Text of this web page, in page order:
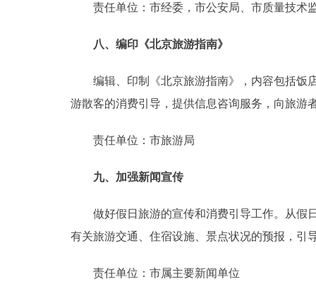
责任单位：市经委，市公安局、市质量技术
八、编印《北京旅游指南》
编辑、印制《北京旅游指南》，内容包括饭店
游散客的消费引导，提供信息咨询服务，向旅游
责任单位：市旅游局
九、加强新闻宣传
做好假日旅游的宣传和消费引导工作。从假日
有关旅游交通、住宿设施、景点状况的预报，引
责任单位：市属主要新闻单位